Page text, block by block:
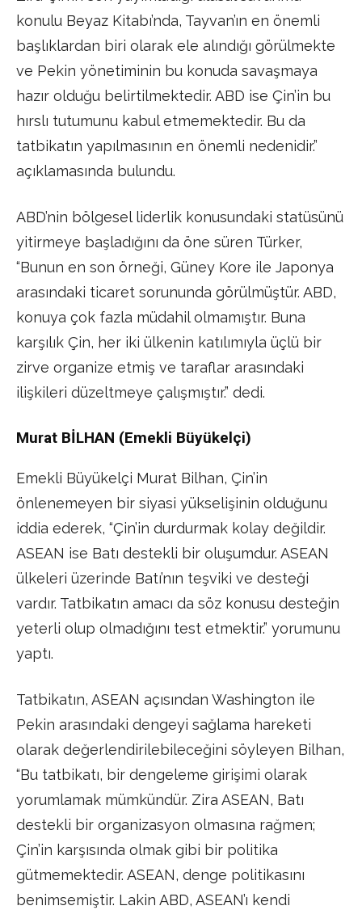
konulu Beyaz Kitabı’nda, Tayvan’ın en önemli
başlıklardan biri olarak ele alındığı görülmekte
ve Pekin yönetiminin bu konuda savaşmaya
hazır olduğu belirtilmektedir. ABD ise Çin’in bu
hırslı tutumunu kabul etmemektedir. Bu da
tatbikatın yapılmasının en önemli nedenidir.”
açıklamasında bulundu.
ABD’nin bölgesel liderlik konusundaki statüsünü
yitirmeye başladığını da öne süren Türker,
“Bunun en son örneği, Güney Kore ile Japonya
arasındaki ticaret sorununda görülmüştür. ABD,
konuya çok fazla müdahil olmamıştır. Buna
karşılık Çin, her iki ülkenin katılımıyla üçlü bir
zirve organize etmiş ve taraflar arasındaki
ilişkileri düzeltmeye çalışmıştır.” dedi.
Murat BİLHAN (Emekli Büyükelçi)
Emekli Büyükelçi Murat Bilhan, Çin’in
önlenemeyen bir siyasi yükselişinin olduğunu
iddia ederek, “Çin’in durdurmak kolay değildir.
ASEAN ise Batı destekli bir oluşumdur. ASEAN
ülkeleri üzerinde Batı’nın teşviki ve desteği
vardır. Tatbikatın amacı da söz konusu desteğin
yeterli olup olmadığını test etmektir.” yorumunu
yaptı.
Tatbikatın, ASEAN açısından Washington ile
Pekin arasındaki dengeyi sağlama hareketi
olarak değerlendirilebileceğini söyleyen Bilhan,
“Bu tatbikatı, bir dengeleme girişimi olarak
yorumlamak mümkündür. Zira ASEAN, Batı
destekli bir organizasyon olmasına rağmen;
Çin’in karşısında olmak gibi bir politika
gütmemektedir. ASEAN, denge politikasını
benimsemiştir. Lakin ABD, ASEAN’ı kendi